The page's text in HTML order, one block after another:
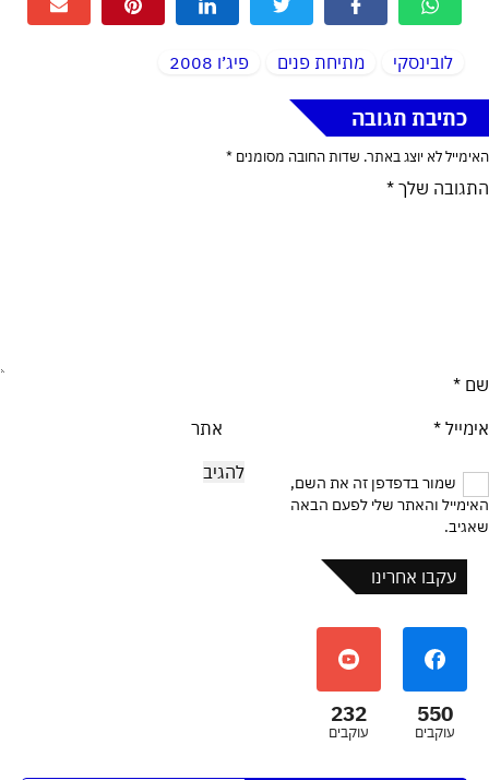
לובינסקי מתיחת פנים פיג׳ו 2008
כתיבת תגובה
האימייל לא יוצג באתר. שדות החובה מסומנים *
התגובה שלך *
שם *
אימייל * אתר
שמור בדפדפן זה את השם,
האימייל והאתר שלי לפעם הבאה
שאגיב.
עקבו אחרינו
550
עוקבים
232
עוקבים